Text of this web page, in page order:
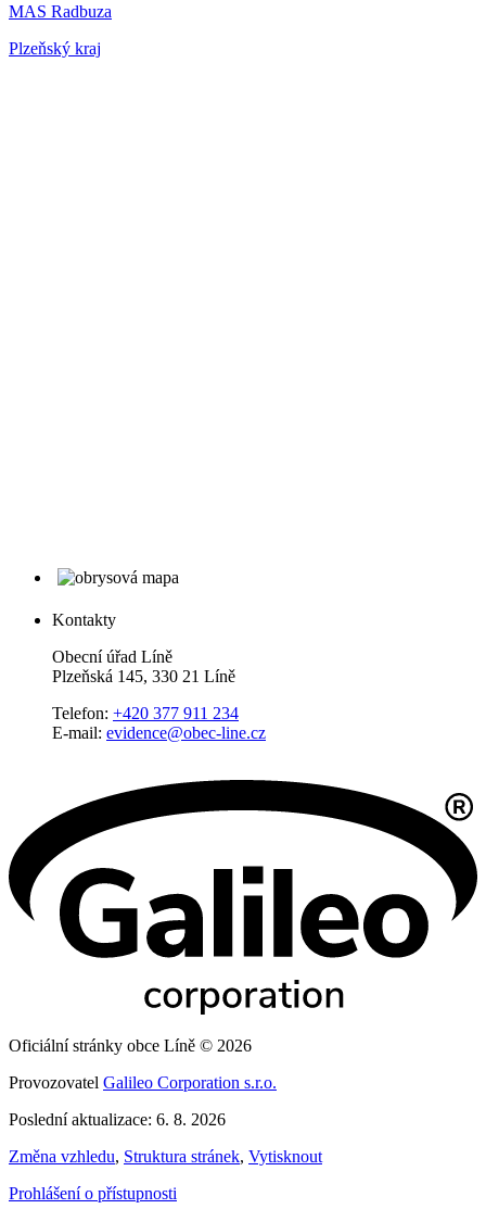
MAS Radbuza
Plzeňský kraj
Kontakty
Obecní úřad Líně
Plzeňská 145, 330 21 Líně
Telefon: +420 377 911 234
E-mail: evidence@obec-line.cz
Oficiální stránky obce Líně © 2026
Provozovatel Galileo Corporation s.r.o.
Poslední aktualizace: 6. 8. 2026
Změna vzhledu, Struktura stránek, Vytisknout
Prohlášení o přístupnosti